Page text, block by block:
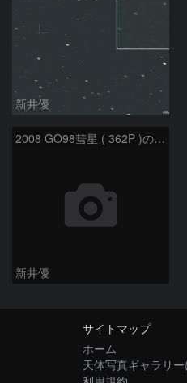
新井優
2008 GO98彗星 ( 362P )の予報位置：2025/09/25
新井優
サイトマップ
ホーム
天体写真ギャラリ